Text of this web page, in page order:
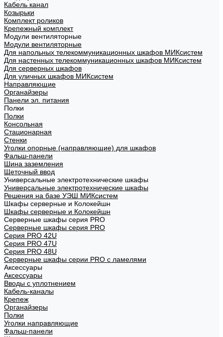
Кабель канал
Козырьки
Комплект роликов
Крепежный комплект
Модули вентиляторные
Модули вентиляторные
Для напольных телекоммуникационных шкафов МИКсистем
Для настенных телекоммуникационных шкафов МИКсистем
Для серверных шкафов
Для уличных шкафов МИКсистем
Направляющие
Органайзеры
Панели эл. питания
Полки
Полки
Консольная
Стационарная
Стенки
Уголки опорные (направляющие) для шкафов
Фальш-панели
Шина заземления
Щеточный ввод
Универсальные электротехнические шкафы
Универсальные электротехнические шкафы
Решения на базе УЭШ МИКсистем
Шкафы серверные и Колокейшн
Шкафы серверные и Колокейшн
Серверные шкафы серия PRO
Серверные шкафы серия PRO
Серия PRO 42U
Серия PRO 47U
Серия PRO 48U
Серверные шкафы серии PRO с ламелями
Аксессуары
Аксессуары
Вводы с уплотнением
Кабель-каналы
Крепеж
Органайзеры
Полки
Уголки направляющие
Фальш-панели